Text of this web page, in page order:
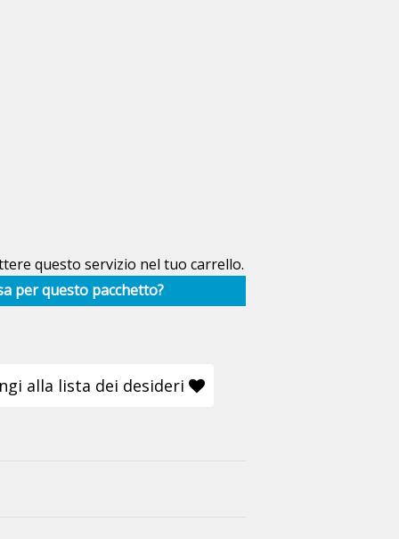
questo servizio nel tuo carrello.
per questo pacchetto?
alla lista dei desideri